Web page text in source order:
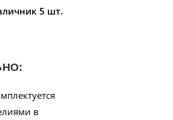
5 шт.
в